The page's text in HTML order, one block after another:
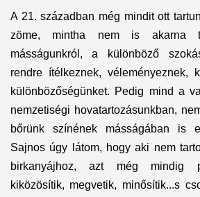
A 21. században még mindit ott
zöme, mintha nem is akarna
másságunkról, a különböző
rendre ítélkeznek, véleményeznek,
különbözőségünket. Pedig mind a
nemzetiségi hovatartozásunkban,
bőrünk színének másságában is
Sajnos úgy látom, hogy aki nem
birkanyájhoz, azt még mindig
kiközösítik, megvetik, minősítik...s